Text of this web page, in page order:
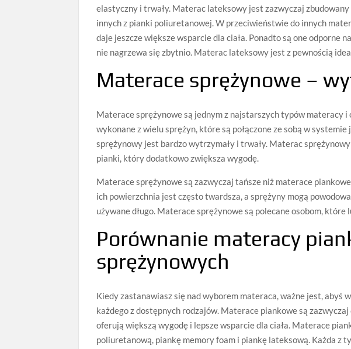
elastyczny i trwały. Materac lateksowy jest zazwyczaj
innych z pianki poliuretanowej. W przeciwieństwie do innych
daje jeszcze większe wsparcie dla ciała. Ponadto są one odporne
nie nagrzewa się zbytnio. Materac lateksowy jest z pewnością
Materace sprężynowe –
Materace sprężynowe są jednym z najstarszych typów materacy i
wykonane z wielu sprężyn, które są połączone ze sobą w
sprężynowy jest bardzo wytrzymały i trwały. Materac
pianki, który dodatkowo zwiększa wygodę.
Materace sprężynowe są zazwyczaj tańsze niż materace
ich powierzchnia jest często twardsza, a sprężyny mogą
używane długo. Materace sprężynowe są polecane osobom,
Porównanie materacy
sprężynowych
Kiedy zastanawiasz się nad wyborem materaca, ważne jest, abyś
każdego z dostępnych rodzajów. Materace piankowe są
oferują większą wygodę i lepsze wsparcie dla ciała. Materace
poliuretanową, piankę memory foam i piankę lateksową. Każda z